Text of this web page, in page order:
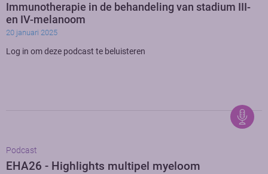
Immunotherapie in de behandeling van stadium III-
en IV-melanoom
20 januari 2025
Log in om deze podcast te beluisteren
Podcast
EHA26 - Highlights multipel myeloom